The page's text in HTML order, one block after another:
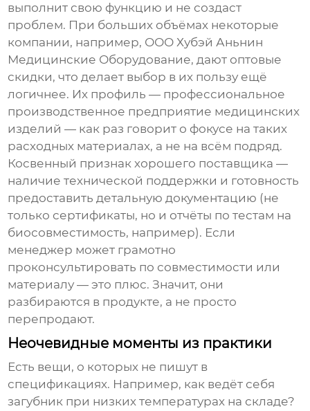
выполнит свою функцию и не создаст
проблем. При больших объёмах некоторые
компании, например, ООО Хубэй Аньнин
Медицинские Оборудование, дают оптовые
скидки, что делает выбор в их пользу ещё
логичнее. Их профиль — профессиональное
производственное предприятие медицинских
изделий — как раз говорит о фокусе на таких
расходных материалах, а не на всём подряд.
Косвенный признак хорошего поставщика —
наличие технической поддержки и готовность
предоставить детальную документацию (не
только сертификаты, но и отчёты по тестам на
биосовместимость, например). Если
менеджер может грамотно
проконсультировать по совместимости или
материалу — это плюс. Значит, они
разбираются в продукте, а не просто
перепродают.
Неочевидные моменты из практики
Есть вещи, о которых не пишут в
спецификациях. Например, как ведёт себя
загубник при низких температурах на складе?